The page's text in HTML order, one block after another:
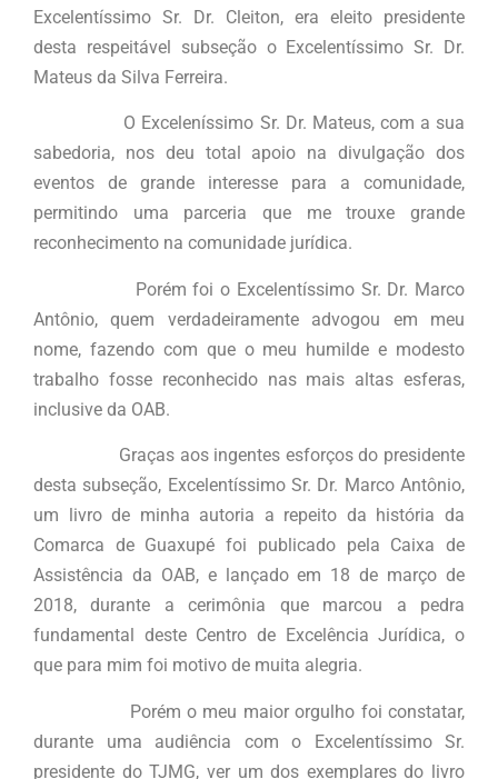
Excelentíssimo Sr. Dr. Cleiton, era eleito presidente
desta respeitável subseção o Excelentíssimo Sr. Dr.
Mateus da Silva Ferreira.
O Exceleníssimo Sr. Dr. Mateus, com a sua
sabedoria, nos deu total apoio na divulgação dos
eventos de grande interesse para a comunidade,
permitindo uma parceria que me trouxe grande
reconhecimento na comunidade jurídica.
Porém foi o Excelentíssimo Sr. Dr. Marco
Antônio, quem verdadeiramente advogou em meu
nome, fazendo com que o meu humilde e modesto
trabalho fosse reconhecido nas mais altas esferas,
inclusive da OAB.
Graças aos ingentes esforços do presidente
desta subseção, Excelentíssimo Sr. Dr. Marco Antônio,
um livro de minha autoria a repeito da história da
Comarca de Guaxupé foi publicado pela Caixa de
Assistência da OAB, e lançado em 18 de março de
2018, durante a cerimônia que marcou a pedra
fundamental deste Centro de Excelência Jurídica, o
que para mim foi motivo de muita alegria.
Porém o meu maior orgulho foi constatar,
durante uma audiência com o Excelentíssimo Sr.
presidente do TJMG, ver um dos exemplares do livro